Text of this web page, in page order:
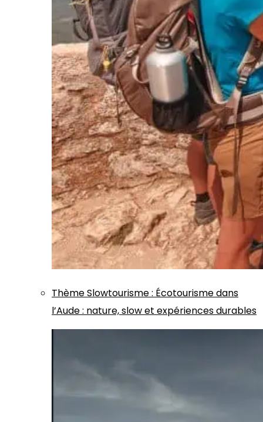
ThèmeSlowtourisme: Écotourisme dans
l’Aude : nature, slow et expériences durables